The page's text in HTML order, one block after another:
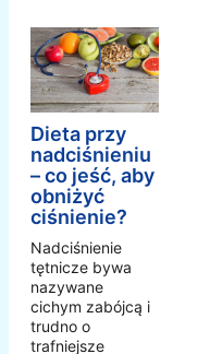
Dieta przy
nadciśnieniu
– co jeść, aby
obniżyć
ciśnienie?
Nadciśnienie
tętnicze bywa
nazywane
cichym zabójcą i
trudno o
trafniejsze